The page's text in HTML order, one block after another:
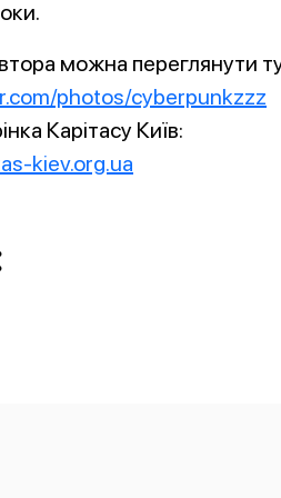
можна переглянути
photos/cyberpunkzzz
Карітасу Київ:
kiev.org.ua